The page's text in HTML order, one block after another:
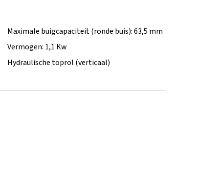
Maximale buigcapaciteit (ronde buis): 63,5 mm
Vermogen: 1,1 Kw
Hydraulische toprol (verticaal)